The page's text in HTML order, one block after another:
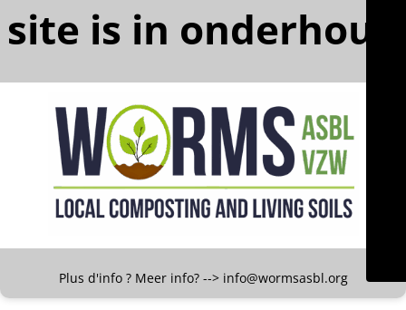
site is in onderhoud
Plus d'info ? Meer info? --> info@wormsasbl.org